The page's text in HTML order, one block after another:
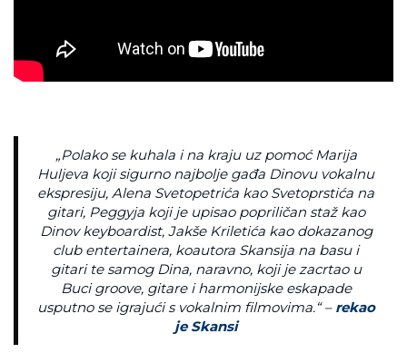
„Polako se kuhala i na kraju uz pomoć Marija
Huljeva koji sigurno najbolje gađa Dinovu vokalnu
ekspresiju, Alena Svetopetrića kao Svetoprstića na
gitari, Peggyja koji je upisao popriličan staž kao
Dinov keyboardist, Jakše Kriletića kao dokazanog
club entertainera, koautora Skansija na basu i
gitari te samog Dina, naravno, koji je zacrtao u
Buci groove, gitare i harmonijske eskapade
usputno se igrajući s vokalnim filmovima.“ – rekao
je Skansi